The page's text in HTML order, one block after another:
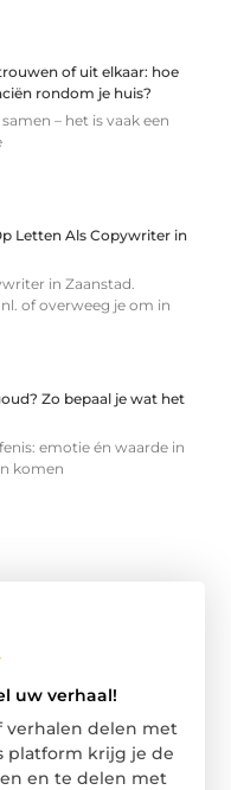
of uit elkaar: hoe
rondom je huis?
– het is vaak een
Letten Als Copywriter in
in Zaanstad.
of overweeg je om in
Zo bepaal je wat het
emotie én waarde in
komen
uw verhaal!
verhalen delen met
platform krijg je de
en te delen met